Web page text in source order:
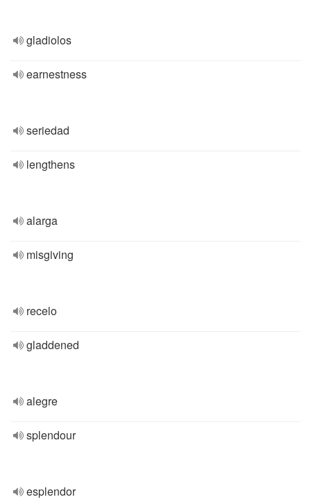
gladiolos
earnestness
seriedad
lengthens
alarga
misgiving
recelo
gladdened
alegre
splendour
esplendor